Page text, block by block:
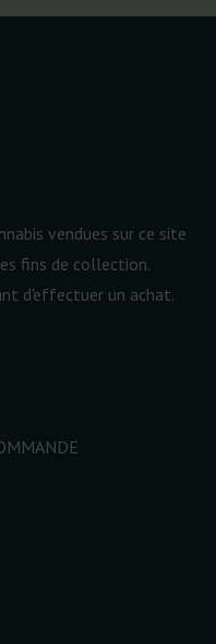
vendues sur ce site
fins de collection.
d'effectuer un achat.